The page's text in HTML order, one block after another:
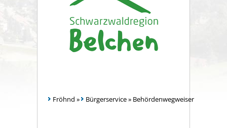
Fröhnd » Bürgerservice» Behördenwegweiser